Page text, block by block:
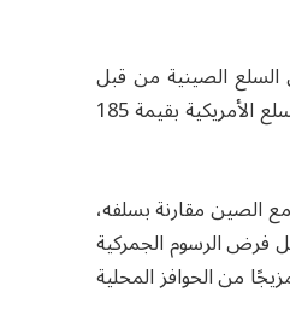
السلع الصينية من قبل
الولايات المتحدة بلغ 550 مليار دولار أمريكي، بينما فرضت الصين رسومًا جمركية على السلع الأمريكية بقيمة 185
مختلفًا في التعامل مع الصين مقارنة بسلفه،
فرض الرسوم الجمركية
من الحوافز المحلية